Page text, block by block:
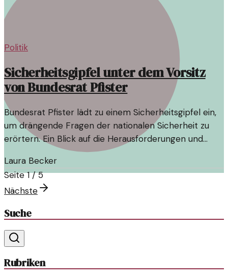
Politik
Sicherheitsgipfel unter dem Vorsitz
von Bundesrat Pfister
Bundesrat Pfister lädt zu einem Sicherheitsgipfel ein,
um drängende Fragen der nationalen Sicherheit zu
erörtern. Ein Blick auf die Herausforderungen und
Laura Becker
Seite1/5
Nächste
Suche
Rubriken